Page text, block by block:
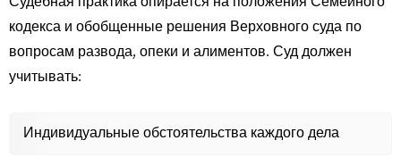
кодекса и обобщенные решения Верховного суда по
вопросам развода, опеки и алиментов. Суд должен
учитывать:
Индивидуальные обстоятельства каждого дела